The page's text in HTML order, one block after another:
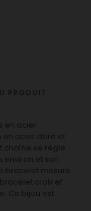
en acier
en acier doré et
chaîne se régle
environ et son
bracelet mesure
bracelet croix et
Ce bijou est